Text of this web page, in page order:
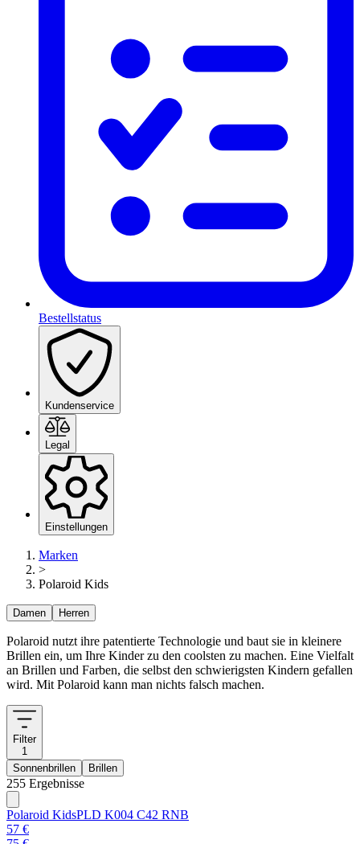
Bestellstatus
Kundenservice
Legal
Einstellungen
Marken
>
Polaroid Kids
Damen Herren
Polaroid nutzt ihre patentierte Technologie und baut sie in kleinere
Brillen ein, um Ihre Kinder zu den coolsten zu machen. Eine Vielfalt
an Brillen und Farben, die selbst den schwierigsten Kindern gefallen
wird. Mit Polaroid kann man nichts falsch machen.
Filter
1
Sonnenbrillen
Brillen
255 Ergebnisse
Polaroid KidsPLD K004 C42 RNB
57 €